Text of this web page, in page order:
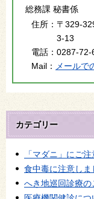
総務課 秘書係
住所： 〒329-
3-13
電話： 0287-72-
Mail：
メールで
カテゴリー
「マダニ」にご
食中毒に注意しま
へき地巡回診療の